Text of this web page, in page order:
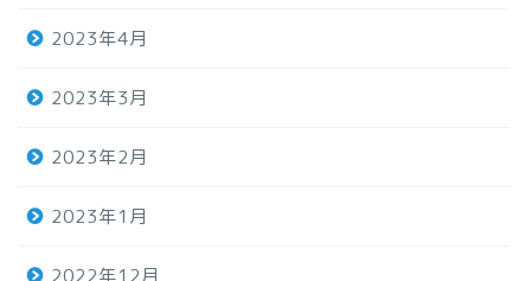
2023年4月
2023年3月
2023年2月
2023年1月
2022年12月